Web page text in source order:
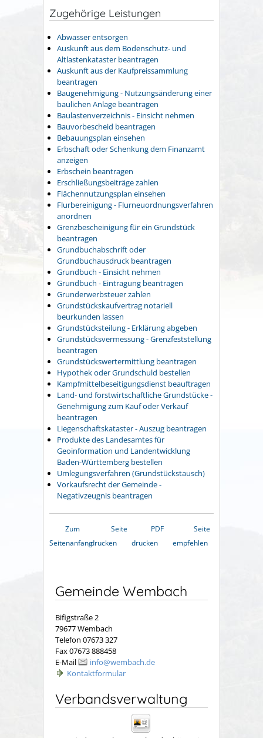
Zugehörige Leistungen
Abwasser entsorgen
Auskunft aus dem Bodenschutz- und
Altlastenkataster beantragen
Auskunft aus der Kaufpreissammlung
beantragen
Baugenehmigung - Nutzungsänderung einer
baulichen Anlage beantragen
Baulastenverzeichnis - Einsicht nehmen
Bauvorbescheid beantragen
Bebauungsplan einsehen
Erbschaft oder Schenkung dem Finanzamt
anzeigen
Erbschein beantragen
Erschließungsbeiträge zahlen
Flächennutzungsplan einsehen
Flurbereinigung - Flurneuordnungsverfahren
anordnen
Grenzbescheinigung für ein Grundstück
beantragen
Grundbuchabschrift oder
Grundbuchausdruck beantragen
Grundbuch - Einsicht nehmen
Grundbuch - Eintragung beantragen
Grunderwerbsteuer zahlen
Grundstückskaufvertrag notariell
beurkunden lassen
Grundstücksteilung - Erklärung abgeben
Grundstücksvermessung - Grenzfeststellung
beantragen
Grundstückswertermittlung beantragen
Hypothek oder Grundschuld bestellen
Kampfmittelbeseitigungsdienst beauftragen
Land- und forstwirtschaftliche Grundstücke -
Genehmigung zum Kauf oder Verkauf
beantragen
Liegenschaftskataster - Auszug beantragen
Produkte des Landesamtes für
Geoinformation und Landentwicklung
Baden-Württemberg bestellen
Umlegungsverfahren (Grundstückstausch)
Vorkaufsrecht der Gemeinde -
Negativzeugnis beantragen
Zum
Seitenanfang
Seite
drucken
PDF
drucken
Seite
empfehlen
Gemeinde Wembach
Bifigstraße 2
79677 Wembach
Telefon 07673 327
Fax 07673 888458
E-Mail
info@wembach.de
Kontaktformular
Verbandsverwaltung